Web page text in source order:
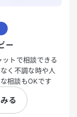
ー
トで相談できる
く不調な時や人
相談もOKです
る